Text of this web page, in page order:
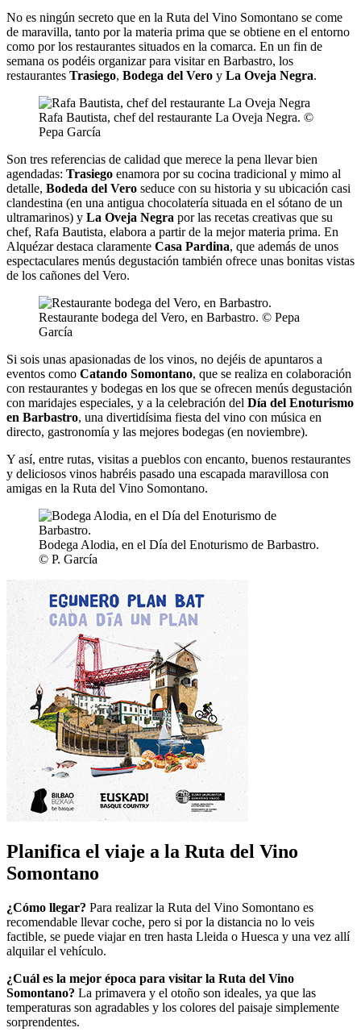
No es ningún secreto que en la Ruta del Vino Somontano se come
de maravilla, tanto por la materia prima que se obtiene en el entorno
como por los restaurantes situados en la comarca. En un fin de
semana os podéis organizar para visitar en Barbastro, los
restaurantes Trasiego, Bodega del Vero y La Oveja Negra.
Rafa Bautista, chef del restaurante La Oveja Negra. ©
Pepa García
Son tres referencias de calidad que merece la pena llevar bien
agendadas: Trasiego enamora por su cocina tradicional y mimo al
detalle, Bodeda del Vero seduce con su historia y su ubicación casi
clandestina (en una antigua chocolatería situada en el sótano de un
ultramarinos) y La Oveja Negra por las recetas creativas que su
chef, Rafa Bautista, elabora a partir de la mejor materia prima. En
Alquézar destaca claramente Casa Pardina, que además de unos
espectaculares menús degustación también ofrece unas bonitas vistas
de los cañones del Vero.
Restaurante bodega del Vero, en Barbastro. © Pepa
García
Si sois unas apasionadas de los vinos, no dejéis de apuntaros a
eventos como Catando Somontano, que se realiza en colaboración
con restaurantes y bodegas en los que se ofrecen menús degustación
con maridajes especiales, y a la celebración del Día del Enoturismo
en Barbastro, una divertidísima fiesta del vino con música en
directo, gastronomía y las mejores bodegas (en noviembre).
Y así, entre rutas, visitas a pueblos con encanto, buenos restaurantes
y deliciosos vinos habréis pasado una escapada maravillosa con
amigas en la Ruta del Vino Somontano.
Bodega Alodia, en el Día del Enoturismo de Barbastro.
© P. García
Planifica el viaje a la Ruta del Vino
Somontano
¿Cómo llegar? Para realizar la Ruta del Vino Somontano es
recomendable llevar coche, pero si por la distancia no lo veis
factible, se puede viajar en tren hasta Lleida o Huesca y una vez allí
alquilar el vehículo.
¿Cuál es la mejor época para visitar la Ruta del Vino
Somontano? La primavera y el otoño son ideales, ya que las
temperaturas son agradables y los colores del paisaje simplemente
sorprendentes.